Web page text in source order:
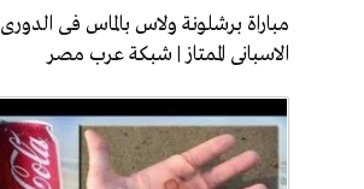
مباراة برشلونة ولاس بالماس فى الدورى
الاسبانى الممتاز | شبكة عرب مصر